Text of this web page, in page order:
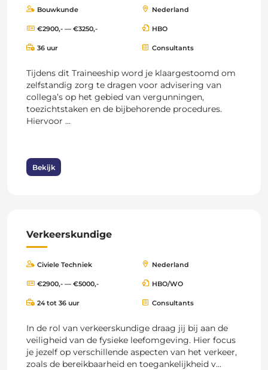
Bouwkunde Nederland
€2900,- — €3250,- HBO
36 uur Consultants
Tijdens dit Traineeship word je klaargestoomd om
zelfstandig zorg te dragen voor advisering van
collega’s op het gebied van vergunningen,
toezichtstaken en de bijbehorende procedures.
Hiervoor ...
Bekijk
Verkeerskundige
Civiele Techniek Nederland
€2900,- — €5000,- HBO/WO
24 tot 36 uur Consultants
In de rol van verkeerskundige draag jij bij aan de
veiligheid van de fysieke leefomgeving. Hier focus
je jezelf op verschillende aspecten van het verkeer,
zoals de bereikbaarheid en toegankelijkheid v...